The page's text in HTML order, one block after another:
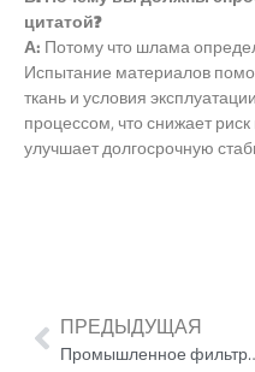
цитатой?
А: Потому что шлама
Испытание материалов
ткань и условия
процессом, что снижает
улучшает долгосрочную
ПРЕДЫДУЩАЯ
Промышленное